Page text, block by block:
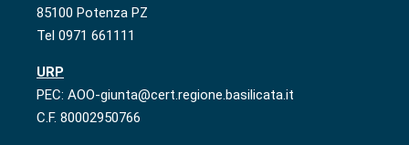
85100 Potenza PZ
Tel 0971 661111
URP
PEC: AOO-giunta@cert.regione.basilicata.it
C.F. 80002950766